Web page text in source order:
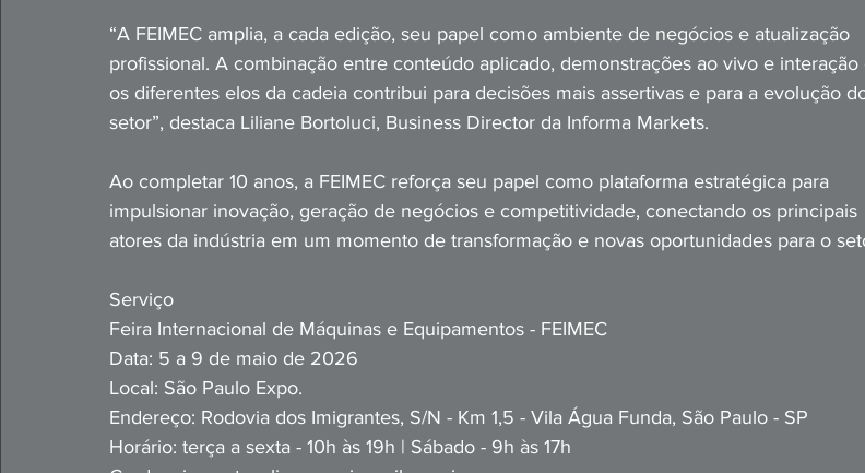
“A FEIMEC amplia, a cada edição, seu papel como ambiente de negócios e atualização
profissional. A combinação entre conteúdo aplicado, demonstrações ao vivo e interação
os diferentes elos da cadeia contribui para decisões mais assertivas e para a evolução
setor”, destaca Liliane Bortoluci, Business Director da Informa Markets.
Ao completar 10 anos, a FEIMEC reforça seu papel como plataforma estratégica para
impulsionar inovação, geração de negócios e competitividade, conectando os principais
atores da indústria em um momento de transformação e novas oportunidades para o
Serviço
Feira Internacional de Máquinas e Equipamentos - FEIMEC
Data: 5 a 9 de maio de 2026
Local: São Paulo Expo.
Endereço: Rodovia dos Imigrantes, S/N - Km 1,5 - Vila Água Funda, São Paulo - SP
Horário: terça a sexta - 10h às 19h | Sábado - 9h às 17h